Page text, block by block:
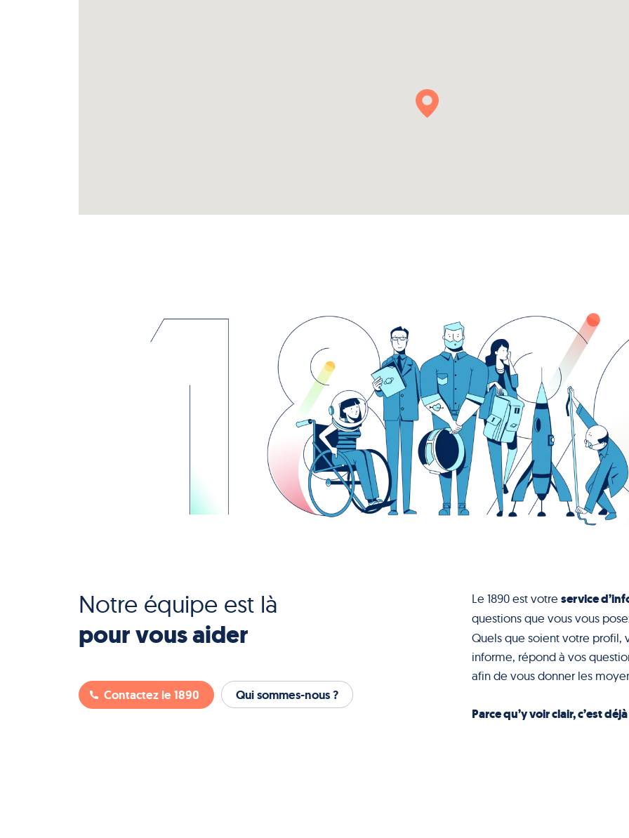
Notre équipe est là
pour vous aider
Contactez le 1890 Qui sommes-nous ?
Le 1890 est votre service
questions que vous vous
Quels que soient votre profil,
informe, répond à vos
afin de vous donner les
Parce qu’y voir clair, c’est